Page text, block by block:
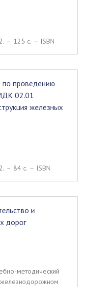
– 125 c. – ISBN
проведению
02.01
железных
– 84 c. – ISBN
и
дорог
методический